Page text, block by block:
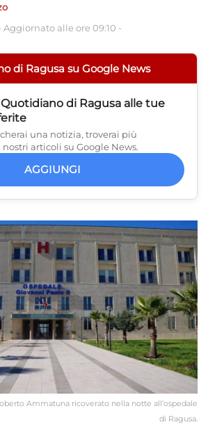
Aggiornato alle ore 09:10 -
di Ragusa su Google News
Quotidiano di Ragusa alle tue
una notizia, troverai più
articoli su Google News.
AGGIUNGI
Ammatuna ricoverato nella notte all’ospedale
di Ragusa.